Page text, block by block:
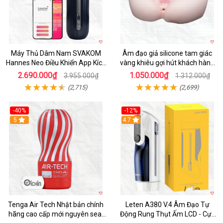
Máy Thủ Dâm Nam SVAKOM
Hannes Neo Điều Khiển App Kích
Thích
2.690.000₫ 3.955.000₫
(2,715)
Âm đạo giả silicone tam giác
vàng khiêu gợi hút khách hàng
nam
1.050.000₫ 1.312.000₫
(2,699)
-40%
Hot
5
Tenga Air Tech Nhật bản chính
hãng cao cấp mới nguyên seal
-12%
Hot
4.7
Leten A380 V.4 Âm Đạo Tự
Động Rung Thụt Ấm LCD - Cực